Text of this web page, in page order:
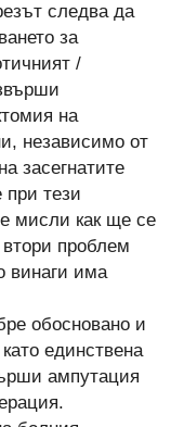
следва да
за
/
на
независимо от
засегнатите
тези
мисли как ще се
проблем
винаги има
обосновано и
единствена
ампутация